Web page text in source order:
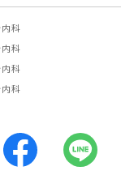
科
科
科
科